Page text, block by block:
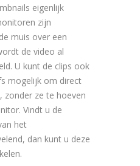
eigenlijk
zijn
muis over een
de video al
U kunt de clips ook
mogelijk om direct
zonder ze te hoeven
Vindt u de
het
dan kunt u deze